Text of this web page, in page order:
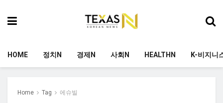
HOME 정치N 경제N 사회N HEALTHN K-비지니
Home Tag 에슈빌